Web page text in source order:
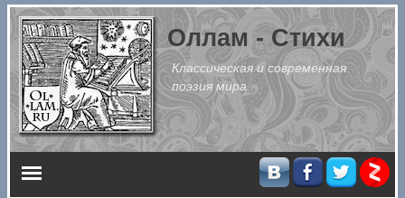
Перейти к основному содержанию
Оллам - Стихи
Классическая и современная
поэзия мира